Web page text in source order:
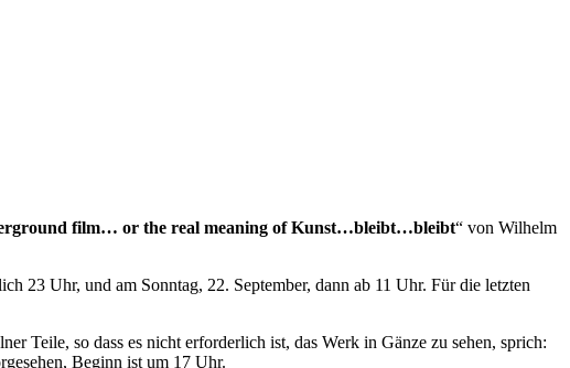
film… or the real meaning of Kunst…bleibt…bleibt“ von Wilhelm
23 Uhr, und am Sonntag, 22. September, dann ab 11 Uhr. Für die letzten
Teile, so dass es nicht erforderlich ist, das Werk in Gänze zu sehen, sprich:
Beginn ist um 17 Uhr.